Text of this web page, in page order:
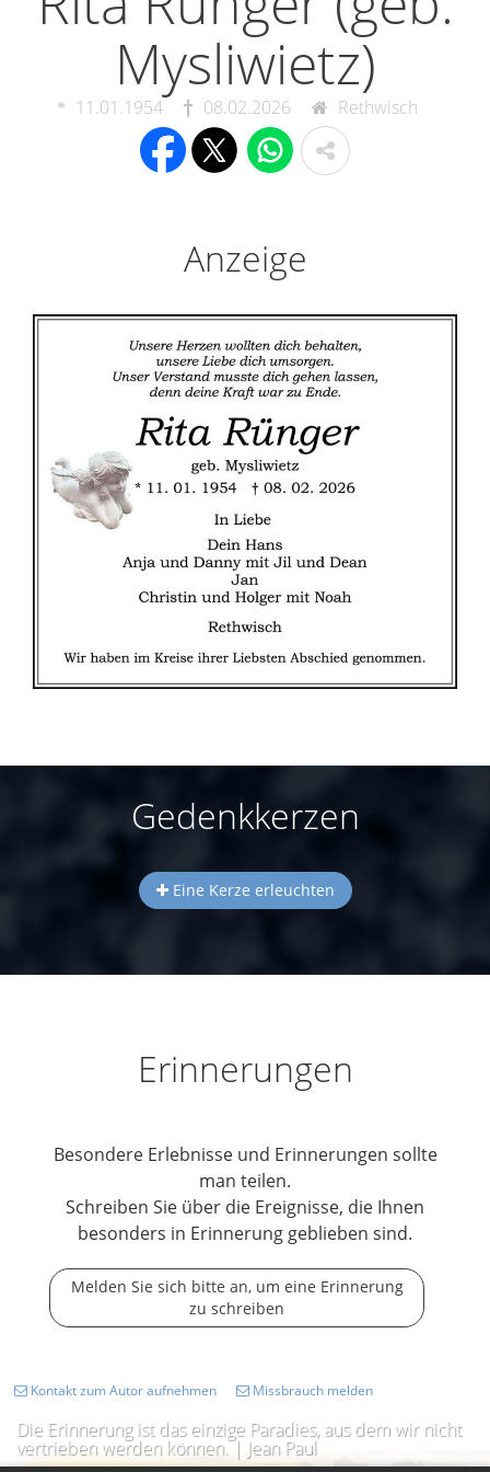
Mysliwietz)
11.01.1954 08.02.2026 Rethwisch
Anzeige
Gedenkkerzen
Eine Kerze erleuchten
Erinnerungen
Besondere Erlebnisse und Erinnerungen sollte
man teilen.
Schreiben Sie über die Ereignisse, die Ihnen
besonders in Erinnerung geblieben sind.
Melden Sie sich bitte an, um eine Erinnerung
zu schreiben
Die Erinnerung ist das einzige Paradies, aus dem wir nicht
vertrieben werden können. | Jean Paul
Kontakt zum Autor aufnehmen Missbrauch melden